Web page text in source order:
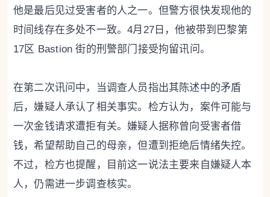
他是最后见过受害者的人之一。但警方很快发现他的
时间线存在多处不一致。4月27日，他被带到巴黎第
17区 Bastion 街的刑警部门接受拘留讯问。
在第二次讯问中，当调查人员指出其陈述中的矛盾
后，嫌疑人承认了相关事实。检方认为，案件可能与
一次金钱请求遭拒有关。嫌疑人据称曾向受害者借
钱，希望帮助自己的母亲，但遭到拒绝后情绪失控。
不过，检方也提醒，目前这一说法主要来自嫌疑人本
人，仍需进一步调查核实。